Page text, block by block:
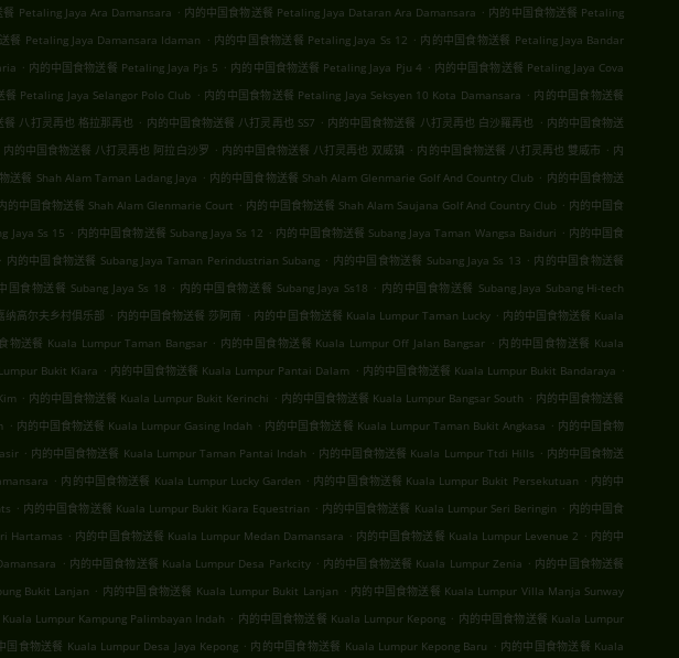
餐 Petaling Jaya Ara Damansara . 内的中国食物送餐 Petaling Jaya Dataran Ara Damansara . 内的中国食物送餐 Petaling
餐 Petaling Jaya Damansara Idaman . 内的中国食物送餐 Petaling Jaya Ss 12 . 内的中国食物送餐 Petaling Jaya Bandar
. 内的中国食物送餐 Petaling Jaya Pjs 5 . 内的中国食物送餐 Petaling Jaya Pju 4 . 内的中国食物送餐 Petaling Jaya Cova
餐 Petaling Jaya Selangor Polo Club . 内的中国食物送餐 Petaling Jaya Seksyen 10 Kota Damansara . 内的中国食物送餐
餐 八打灵再也 格拉那再也 . 内的中国食物送餐 八打灵再也 SS7 . 内的中国食物送餐 八打灵再也 白沙羅再也 . 内的中国食物送
内的中国食物送餐 八打灵再也 阿拉白沙罗 . 内的中国食物送餐 八打灵再也 双威镇 . 内的中国食物送餐 八打灵再也 雙威市 . 内
送餐 Shah Alam Taman Ladang Jaya . 内的中国食物送餐 Shah Alam Glenmarie Golf And Country Club . 内的中国食物送
的中国食物送餐 Shah Alam Glenmarie Court . 内的中国食物送餐 Shah Alam Saujana Golf And Country Club . 内的中国食
Jaya Ss 15 . 内的中国食物送餐 Subang Jaya Ss 12 . 内的中国食物送餐 Subang Jaya Taman Wangsa Baiduri . 内的中国食
. 内的中国食物送餐 Subang Jaya Taman Perindustrian Subang . 内的中国食物送餐 Subang Jaya Ss 13 . 内的中国食物送餐
国食物送餐 Subang Jaya Ss 18 . 内的中国食物送餐 Subang Jaya Ss18 . 内的中国食物送餐 Subang Jaya Subang Hi-tech
高尔夫乡村俱乐部 . 内的中国食物送餐 莎阿南 . 内的中国食物送餐 Kuala Lumpur Taman Lucky . 内的中国食物送餐 Kuala
物送餐 Kuala Lumpur Taman Bangsar . 内的中国食物送餐 Kuala Lumpur Off Jalan Bangsar . 内的中国食物送餐 Kuala
Bukit Kiara . 内的中国食物送餐 Kuala Lumpur Pantai Dalam . 内的中国食物送餐 Kuala Lumpur Bukit Bandaraya .
. 内的中国食物送餐 Kuala Lumpur Bukit Kerinchi . 内的中国食物送餐 Kuala Lumpur Bangsar South . 内的中国食物送餐
. 内的中国食物送餐 Kuala Lumpur Gasing Indah . 内的中国食物送餐 Kuala Lumpur Taman Bukit Angkasa . 内的中国食物
. 内的中国食物送餐 Kuala Lumpur Taman Pantai Indah . 内的中国食物送餐 Kuala Lumpur Ttdi Hills . 内的中国食物送
. 内的中国食物送餐 Kuala Lumpur Lucky Garden . 内的中国食物送餐 Kuala Lumpur Bukit Persekutuan . 内的中
. 内的中国食物送餐 Kuala Lumpur Bukit Kiara Equestrian . 内的中国食物送餐 Kuala Lumpur Seri Beringin . 内的中国食
Hartamas . 内的中国食物送餐 Kuala Lumpur Medan Damansara . 内的中国食物送餐 Kuala Lumpur Levenue 2 . 内的中
. 内的中国食物送餐 Kuala Lumpur Desa Parkcity . 内的中国食物送餐 Kuala Lumpur Zenia . 内的中国食物送餐
Bukit Lanjan . 内的中国食物送餐 Kuala Lumpur Bukit Lanjan . 内的中国食物送餐 Kuala Lumpur Villa Manja Sunway
Kuala Lumpur Kampung Palimbayan Indah . 内的中国食物送餐 Kuala Lumpur Kepong . 内的中国食物送餐 Kuala Lumpur
国食物送餐 Kuala Lumpur Desa Jaya Kepong . 内的中国食物送餐 Kuala Lumpur Kepong Baru . 内的中国食物送餐 Kuala